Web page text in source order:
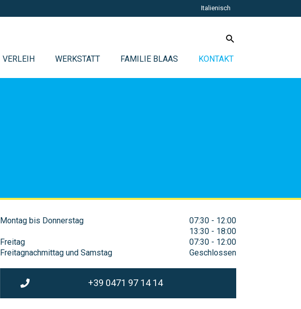
Italienisch
VERLEIH WERKSTATT FAMILIE BLAAS KONTAKT
Montag bis Donnerstag
07:30 - 12:00
13:30 - 18:00
Freitag
07:30 - 12:00
Freitagnachmittag und Samstag
Geschlossen
+39 0471 97 14 14